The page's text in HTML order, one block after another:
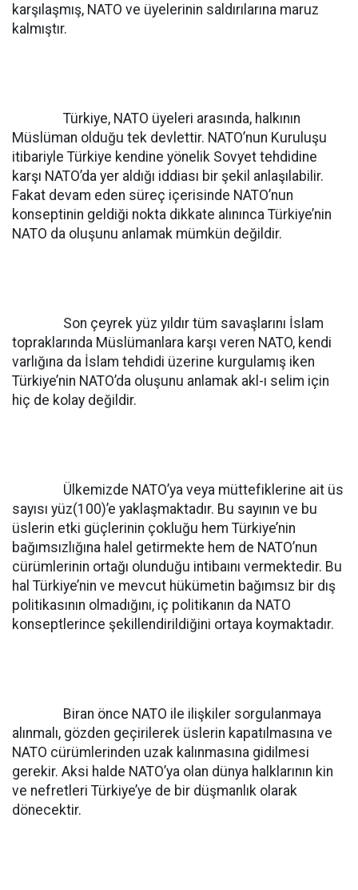
karşılaşmış, NATO ve üyelerinin saldırılarına maruz
kalmıştır.
Türkiye, NATO üyeleri arasında, halkının
Müslüman olduğu tek devlettir. NATO’nun Kuruluşu
itibariyle Türkiye kendine yönelik Sovyet tehdidine
karşı NATO’da yer aldığı iddiası bir şekil anlaşılabilir.
Fakat devam eden süreç içerisinde NATO’nun
konseptinin geldiği nokta dikkate alınınca Türkiye’nin
NATO da oluşunu anlamak mümkün değildir.
Son çeyrek yüz yıldır tüm savaşlarını İslam
topraklarında Müslümanlara karşı veren NATO, kendi
varlığına da İslam tehdidi üzerine kurgulamış iken
Türkiye’nin NATO’da oluşunu anlamak akl-ı selim için
hiç de kolay değildir.
Ülkemizde NATO’ya veya müttefiklerine ait üs
sayısı yüz(100)’e yaklaşmaktadır. Bu sayının ve bu
üslerin etki güçlerinin çokluğu hem Türkiye’nin
bağımsızlığına halel getirmekte hem de NATO’nun
cürümlerinin ortağı olunduğu intibaını vermektedir. Bu
hal Türkiye’nin ve mevcut hükümetin bağımsız bir dış
politikasının olmadığını, iç politikanın da NATO
konseptlerince şekillendirildiğini ortaya koymaktadır.
Biran önce NATO ile ilişkiler sorgulanmaya
alınmalı, gözden geçirilerek üslerin kapatılmasına ve
NATO cürümlerinden uzak kalınmasına gidilmesi
gerekir. Aksi halde NATO’ya olan dünya halklarının kin
ve nefretleri Türkiye’ye de bir düşmanlık olarak
dönecektir.